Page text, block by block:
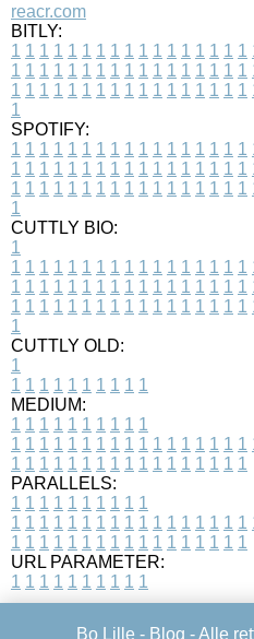
reacr.com
BITLY:
1 1 1 1 1 1 1 1 1 1 1 1 1 1 1 1 1
1 1 1 1 1 1 1 1 1 1 1 1 1 1 1 1 1
1 1 1 1 1 1 1 1 1 1 1 1 1 1 1 1 1
1
SPOTIFY:
1 1 1 1 1 1 1 1 1 1 1 1 1 1 1 1 1
1 1 1 1 1 1 1 1 1 1 1 1 1 1 1 1 1
1 1 1 1 1 1 1 1 1 1 1 1 1 1 1 1 1
1
CUTTLY BIO:
1
1 1 1 1 1 1 1 1 1 1 1 1 1 1 1 1 1
1 1 1 1 1 1 1 1 1 1 1 1 1 1 1 1 1
1 1 1 1 1 1 1 1 1 1 1 1 1 1 1 1 1
1
CUTTLY OLD:
1
1 1 1 1 1 1 1 1 1 1
MEDIUM:
1 1 1 1 1 1 1 1 1 1
1 1 1 1 1 1 1 1 1 1 1 1 1 1 1 1 1
1 1 1 1 1 1 1 1 1 1 1 1 1 1 1 1 1
PARALLELS:
1 1 1 1 1 1 1 1 1 1
1 1 1 1 1 1 1 1 1 1 1 1 1 1 1 1 1
1 1 1 1 1 1 1 1 1 1 1 1 1 1 1 1 1
URL PARAMETER:
1 1 1 1 1 1 1 1 1 1
Bo Lille - Blog - Alle